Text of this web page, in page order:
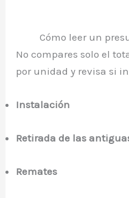
Cómo leer un
No compares solo el
por unidad y revisa si
Instalación
Retirada de las
Remates